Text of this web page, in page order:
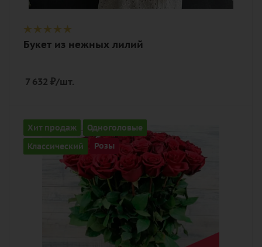
Букет из нежных лилий
7 632 ₽/шт.
Хит продаж
Одноголовые
Классический
Розы
Количество
51
алый, бордовый, красный, чайный
роза, лента